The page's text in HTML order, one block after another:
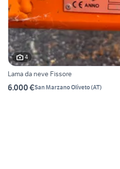
4
Lama da neve Fissore
6.000 €San Marzano Oliveto(AT)